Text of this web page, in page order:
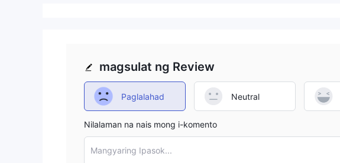
magsulat ng Review
Paglalahad Neutral
Nilalaman na nais mong i-komento
Mangyaring Ipasok...